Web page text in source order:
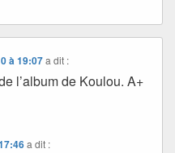
à 19:07 a dit :
l’album de Koulou. A+
a dit :